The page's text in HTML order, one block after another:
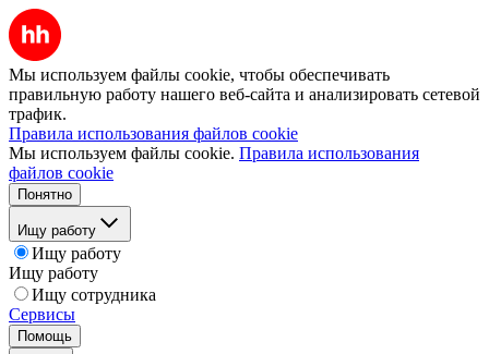
Мы используем файлы cookie, чтобы обеспечивать
правильную работу нашего веб-сайта и анализировать сетевой
трафик.
Правила использования файлов cookie
Мы используем файлы cookie. Правила использования
файлов cookie
Понятно
Ищу работу
Ищу работу
Ищу работу
Ищу сотрудника
Сервисы
Помощь